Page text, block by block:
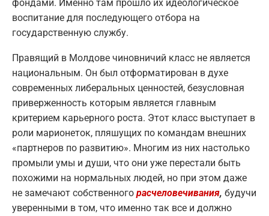
фондами. Именно там прошло их идеологическое
воспитание для последующего отбора на
государственную службу.
Правящий в Молдове чиновничий класс не является
национальным. Он был отформатирован в духе
современных либеральных ценностей, безусловная
приверженность которым является главным
критерием карьерного роста. Этот класс выступает в
роли марионеток, пляшущих по командам внешних
«партнеров по развитию». Многим из них настолько
промыли умы и души, что они уже перестали быть
похожими на нормальных людей, но при этом даже
не замечают собственного расчеловечивания, будучи
уверенными в том, что именно так все и должно